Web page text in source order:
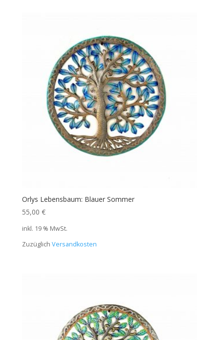
Orlys Lebensbaum: Blauer Sommer
55,00 €
inkl. 19 % MwSt.
Zuzüglich Versandkosten